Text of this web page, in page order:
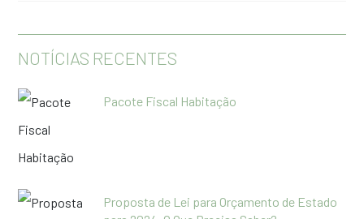
NOTÍCIAS RECENTES
Pacote Fiscal Habitação
Proposta de Lei para Orçamento de Estado